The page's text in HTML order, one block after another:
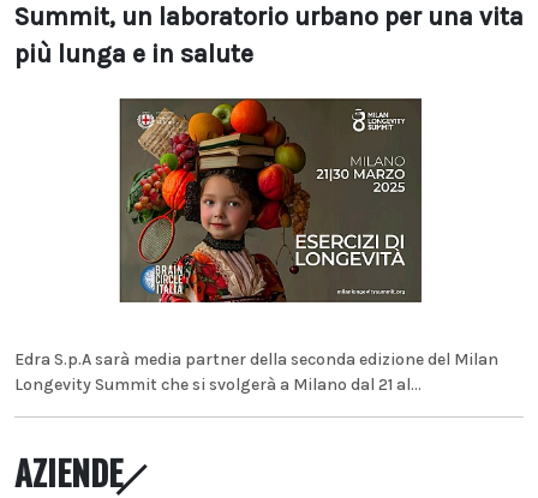
Summit, un laboratorio urbano per una vita
più lunga e in salute
Edra S.p.A sarà media partner della seconda edizione del Milan
Longevity Summit che si svolgerà a Milano dal 21 al...
AZIENDE